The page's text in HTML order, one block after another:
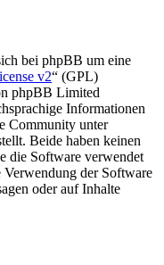
bei phpBB um eine
v2“ (GPL)
phpBB Limited
Informationen
Community unter
Beide haben keinen
die Software verwendet
der Software
oder auf Inhalte